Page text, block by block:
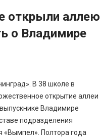
открыли аллею
о Владимире
В 38 школе в
открытие аллеи
Владимире
подразделения
«Вымпел». Полтора года